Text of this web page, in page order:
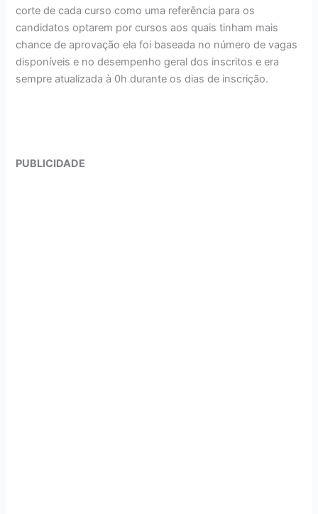
corte de cada curso como uma referência para os
candidatos optarem por cursos aos quais tinham mais
chance de aprovação ela foi baseada no número de vagas
disponíveis e no desempenho geral dos inscritos e era
sempre atualizada à 0h durante os dias de inscrição.
PUBLICIDADE